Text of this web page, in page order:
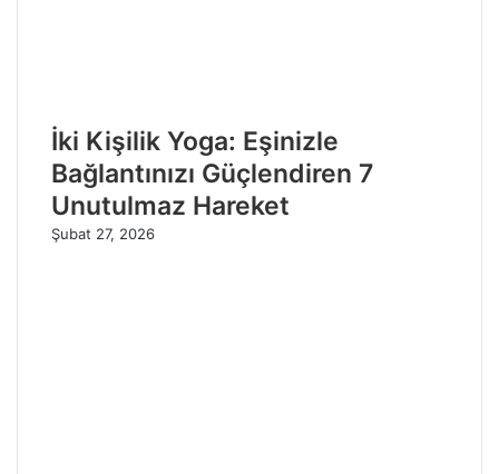
İki Kişilik Yoga: Eşinizle
Bağlantınızı Güçlendiren 7
Unutulmaz Hareket
Şubat 27, 2026